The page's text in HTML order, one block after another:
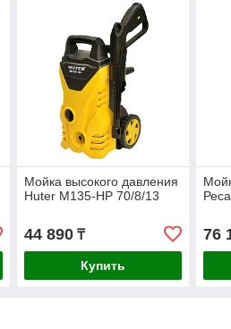
Мойка высокого давления
Huter M135-HP 70/8/13
44 890₸
Купить
76